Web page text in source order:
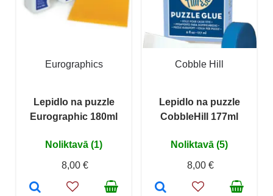
Eurographics
Lepidlo na puzzle
Eurographic 180ml
Noliktavā (1)
8,00 €
Cobble Hill
Lepidlo na puzzle
CobbleHill 177ml
Noliktavā (5)
8,00 €